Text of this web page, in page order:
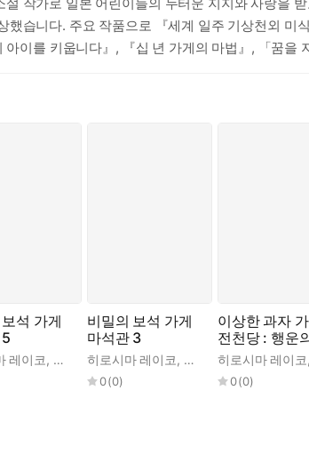
습니다. 주요 작품으로 『세계 일주 기상천외
아이를 키웁니다』, 『십 년 가게의 마법』, 「꿈을
석 가게
레이코, 사타케 미호,김정화
비밀의 보석 가게
마석관 3
히로시마 레이코, 사타케 미호,김정화
0(0)
이상한 과자
전천당 : 행운
림길 1
히로시마 레이코,
0(0)